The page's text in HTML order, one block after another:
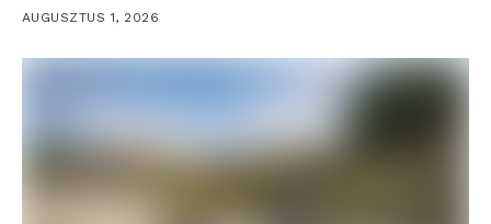
AUGUSZTUS 1, 2026